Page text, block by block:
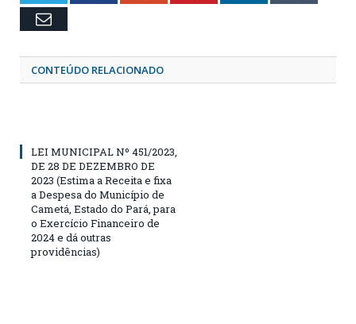
Email
CONTEÚDO RELACIONADO
LEI MUNICIPAL Nº 451/2023,
DE 28 DE DEZEMBRO DE
2023 (Estima a Receita e fixa
a Despesa do Município de
Cametá, Estado do Pará, para
o Exercício Financeiro de
2024 e dá outras
providências)